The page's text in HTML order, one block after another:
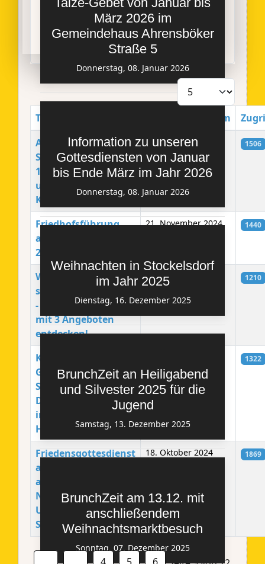
März 2026 im
Gemeindehaus Ahrensböker
Straße 5
Donnerstag, 08. Januar 2026
Information zu unseren
Gottesdiensten von Januar
bis Ende März im Jahr 2026
Donnerstag, 08. Januar 2026
Weihnachten in Stockelsdorf
im Jahr 2025
Dienstag, 16. Dezember 2025
BrunchZeit an Heiligabend
und Silvester 2025 für die
Jugend
Samstag, 13. Dezember 2025
BrunchZeit am 13.12. mit
anschließendem
Weihnachtsmarktbesuch
Sonntag, 07. Dezember 2025
Anzeige #
Beiträge
Title Erstellungsdatum
Adventskonzert -
Sonntag, den
15.Dezember 2024
um 17 Uhr in der
Kirche
11. Dezember 2024 1506
Friedhofsführung
am Freitag,
22.11.2024 um 15 Uhr
21. November 2024 1440
Weihnachtsfreuden
stehen bald ins Haus
- Das Gemeindeleben
mit 3 Angeboten
entdecken!
21. November 2024 1210
Konzert mit dem
GEBO Quartett am
Samstag, den 07.
Dezember um 18 Uhr
im Martin-Luther-
Haus
1322
Friedensgottesdienst
am Volkstrauertag
am Sonntag, 17.
November um 10.00
Uhr, Kirche
Stockelsdorf
18. Oktober 2024 1869